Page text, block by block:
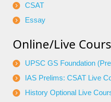
CSAT
Essay
Online/Live
UPSC GS Foundation
IAS Prelims: CSAT Live
History Optional Live